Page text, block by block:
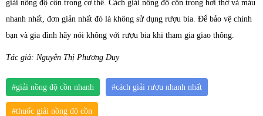
giải nồng độ cồn trong cơ thể. Cách giải nồng độ cồn trong hơi thở và máu
nhanh nhất, đơn giản nhất đó là không sử dụng rượu bia. Để bảo vệ chính
bạn và gia đình hãy nói không với rượu bia khi tham gia giao thông.
Tác giả: Nguyễn Thị Phương Duy
#giải nồng độ cồn nhanh #cách giải rượu nhanh nhất
#thuốc giải nồng độ cồn